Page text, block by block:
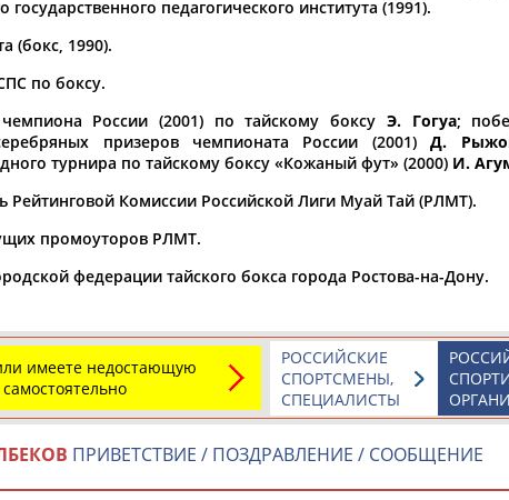
выбран
рождения
чч мм год по чч мм год
Юлия
Дмитрий
АБАРЕНОВ
Тамилла
государственного педагогического института (1991).
(бокс, 1990).
по боксу.
России (2001) по тайскому боксу Э. Гогуа;
призеров чемпионата России (2001)Д.
турнира по тайскому боксу «Кожаный фут» (2000) И.
Рейтинговой Комиссии Российской Лиги Муай Тай (РЛМТ).
промоуторов РЛМТ.
федерации тайского бокса города Ростова-на-Дону.
имеете недостающую
РОССИЙСКИЕ
СПОРТСМЕНЫ,
СПЕЦИАЛИСТЫ
ПРИВЕТСТВИЕ / ПОЗДРАВЛЕНИЕ / СООБЩЕНИЕ